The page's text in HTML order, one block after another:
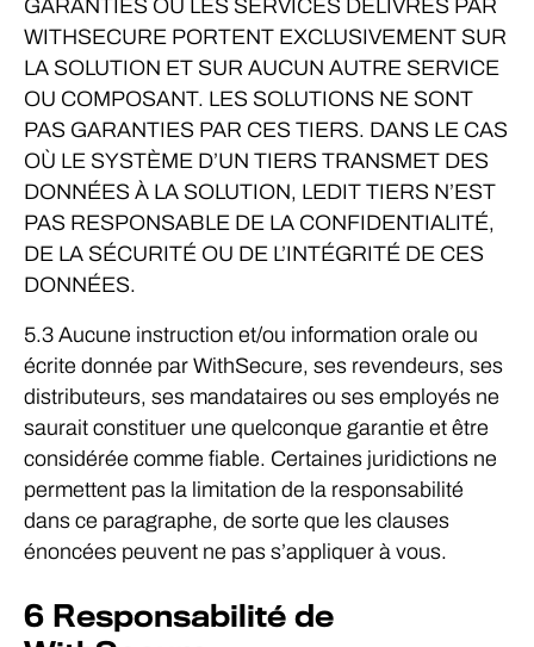
GARANTIES OU LES SERVICES DÉLIVRÉS PAR
WITHSECURE PORTENT EXCLUSIVEMENT SUR
LA SOLUTION ET SUR AUCUN AUTRE SERVICE
OU COMPOSANT. LES SOLUTIONS NE SONT
PAS GARANTIES PAR CES TIERS. DANS LE CAS
OÙ LE SYSTÈME D’UN TIERS TRANSMET DES
DONNÉES À LA SOLUTION, LEDIT TIERS N’EST
PAS RESPONSABLE DE LA CONFIDENTIALITÉ,
DE LA SÉCURITÉ OU DE L’INTÉGRITÉ DE CES
DONNÉES.
5.3 Aucune instruction et/ou information orale ou
écrite donnée par WithSecure, ses revendeurs, ses
distributeurs, ses mandataires ou ses employés ne
saurait constituer une quelconque garantie et être
considérée comme fiable. Certaines juridictions ne
permettent pas la limitation de la responsabilité
dans ce paragraphe, de sorte que les clauses
énoncées peuvent ne pas s’appliquer à vous.
6 Responsabilité de